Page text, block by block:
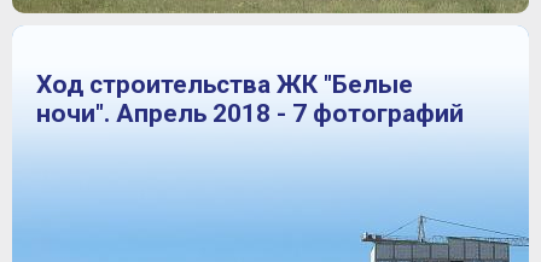
Ход строительства ЖК "Белые
ночи". Апрель 2018 - 7 фотографий